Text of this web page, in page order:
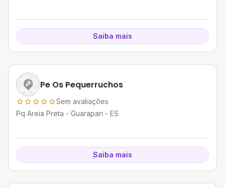
Saiba mais
Pe Os Pequerruchos
Sem avaliações
Pq Areia Preta - Guarapari - ES
Saiba mais